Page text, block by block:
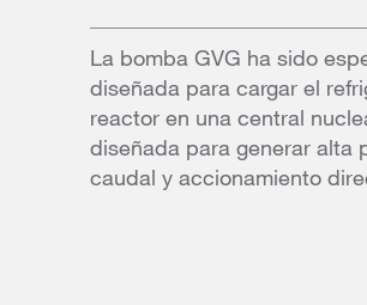
La bomba GVG ha sido
diseñada para cargar el
reactor en una central
diseñada para generar alta
caudal y accionamiento